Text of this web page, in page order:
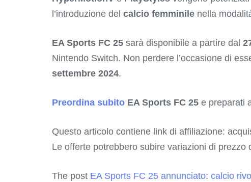
l’introduzione del calcio femminile nella
EA Sports FC 25 sarà disponibile a partire dal
Nintendo Switch. Non perdere l’occasione di
settembre 2024.
Preordina subito EA Sports FC 25 e preparati
Questo articolo contiene link di affiliazione:
Le offerte potrebbero subire variazioni di prezzo
The post EA Sports FC 25 annunciato: calcio